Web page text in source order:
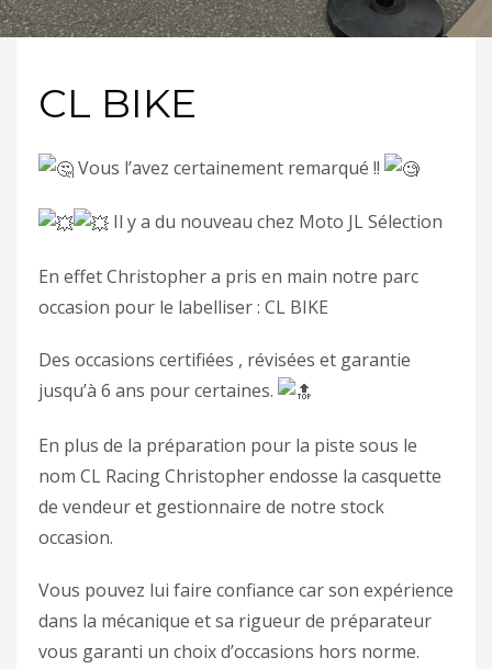
CL BIKE
Vous l’avez certainement remarqué !!
Il y a du nouveau chez Moto JL Sélection
En effet Christopher a pris en main notre parc
occasion pour le labelliser : CL BIKE
Des occasions certifiées , révisées et garantie
jusqu’à 6 ans pour certaines.
En plus de la préparation pour la piste sous le
nom CL Racing Christopher endosse la casquette
de vendeur et gestionnaire de notre stock
occasion.
Vous pouvez lui faire confiance car son expérience
dans la mécanique et sa rigueur de préparateur
vous garanti un choix d’occasions hors norme.